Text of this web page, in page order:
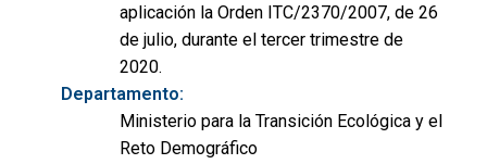
aplicación la Orden ITC/2370/2007, de 26
de julio, durante el tercer trimestre de
2020.
Departamento:
Ministerio para la Transición Ecológica y el
Reto Demográfico